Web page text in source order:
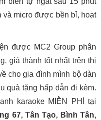
và micro được bền bỉ, hoạt
được MC2 Group phân
giá thành tốt nhất trên thị
cho gia đình mình bộ dàn
quà tặng hấp dẫn đi kèm.
karaoke MIỄN PHÍ tại
67, Tân Tạo, Bình Tân,